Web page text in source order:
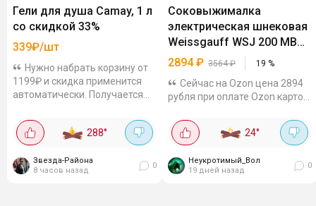
Гели для душа Camay, 1 л
со скидкой 33%
339₽/шт
Нужно набрать корзину от
1199₽ и скидка применится
автоматически. Получается
акцииПродлится до 12
августа.
288°
Звезда-Района
8 часов назад
0
Соковыжималка
электрическая шнековая
Weissgauff WSJ 200 MB
Compact
2894₽ 3564₽ 19 %
Сейчас на Ozon цена 2894
рубля при оплате Ozon картой,
рубля, а в других магазинах
ещё дороже. Широкое
- можно загружать...
24°
Неукротимый_Вол
19 дней назад
0